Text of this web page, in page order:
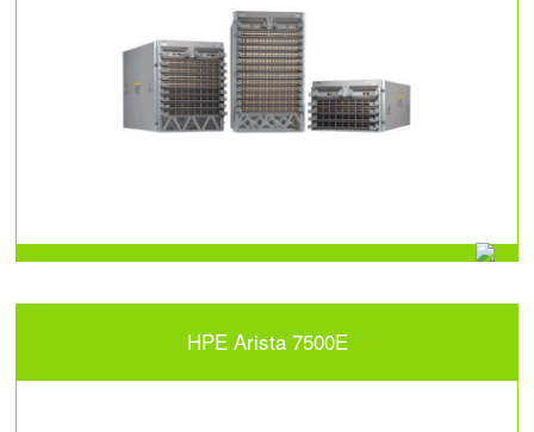
HPE Arista 7500E